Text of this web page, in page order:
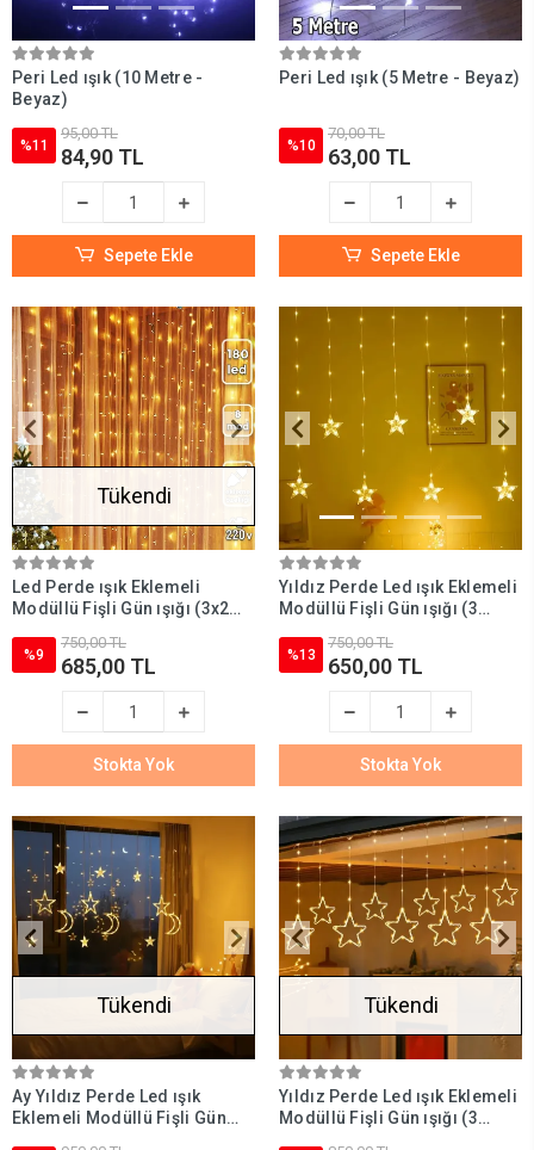
Peri Led ışık (10 Metre -
Beyaz)
%11
95,00 TL
84,90 TL
Sepete Ekle
Peri Led ışık (5 Metre - Beyaz)
%10
70,00 TL
63,00 TL
Sepete Ekle
Tükendi
Led Perde ışık Eklemeli
Modüllü Fişli Gün ışığı (3x2
%9
750,00 TL
685,00 TL
Stokta Yok
Yıldız Perde Led ışık Eklemeli
Modüllü Fişli Gün ışığı (3
%13
750,00 TL
650,00 TL
Stokta Yok
Tükendi
Ay Yıldız Perde Led ışık
Eklemeli Modüllü Fişli Gün
Tükendi
Yıldız Perde Led ışık Eklemeli
Modüllü Fişli Gün ışığı (3